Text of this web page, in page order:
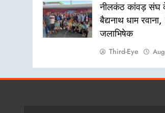
नीलकंठ कांवड़ संघ
बैद्यनाथ धाम
जलाभिषेक
Third-Eye